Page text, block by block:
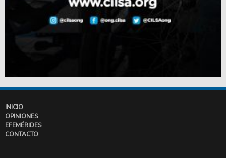
INICIO
OPINIONES
EFEMÉRIDES
CONTACTO